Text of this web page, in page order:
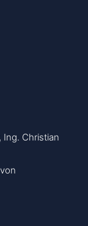
Ing. Christian